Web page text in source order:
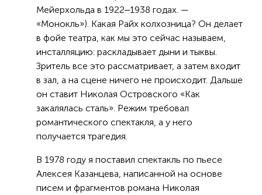
Мейерхольда в 1922‒1938 годах. —
«Монокль»). Какая Райх колхозница? Он делает
в фойе театра, как мы это сейчас называем,
инсталляцию: раскладывает дыни и тыквы.
Зритель все это рассматривает, а затем входит
в зал, а на сцене ничего не происходит. Дальше
он ставит Николая Островского «Как
закалялась сталь». Режим требовал
романтического спектакля, а у него
получается трагедия.
В 1978 году я поставил спектакль по пьесе
Алексея Казанцева, написанной на основе
писем и фрагментов романа Николая